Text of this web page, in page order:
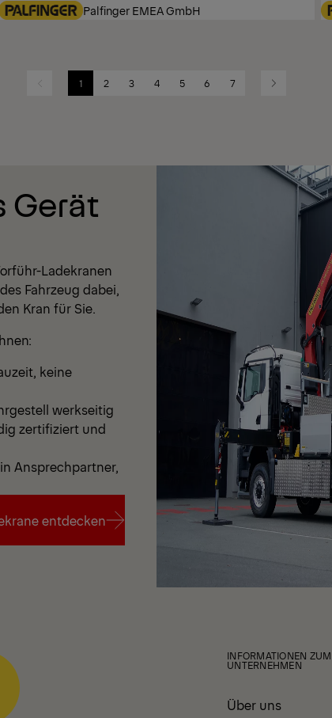
Palfinger EMEA GmbH
Previous 1 2 3 4 5 6 7 Next
Gerät
Ladekranen
Fahrzeug dabei,
Kran für Sie.
keine
werkseitig
zertifiziert und
Ansprechpartner,
entdecken
INFORMATIONEN ZUM
UNTERNEHMEN
Über uns